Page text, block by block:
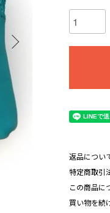
返品につい
特定商取引
この商品に
買い物を続